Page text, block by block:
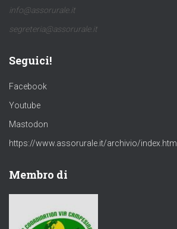
info@assorurale.it
segreteria@assorurale.it
Seguici!
Facebook
Youtube
Mastodon
https://www.assorurale.it/archivio/index.html
Membro di